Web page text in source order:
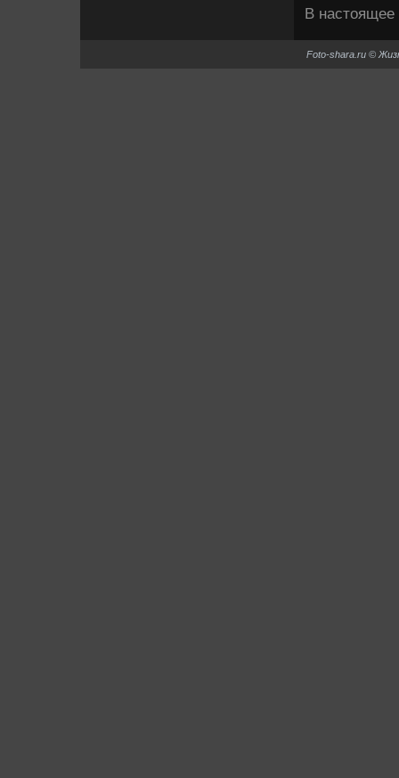
В
Foto-shara.ru ©